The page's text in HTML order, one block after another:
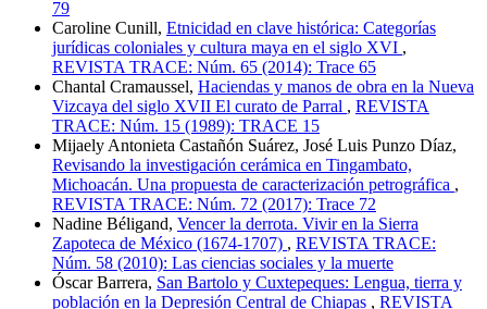
79
Caroline Cunill, Etnicidad en clave histórica: Categorías
jurídicas coloniales y cultura maya en el siglo XVI ,
REVISTA TRACE: Núm. 65 (2014): Trace 65
Chantal Cramaussel, Haciendas y manos de obra en la Nueva
Vizcaya del siglo XVII El curato de Parral , REVISTA
TRACE: Núm. 15 (1989): TRACE 15
Mijaely Antonieta Castañón Suárez, José Luis Punzo Díaz,
Revisando la investigación cerámica en Tingambato,
Michoacán. Una propuesta de caracterización petrográfica ,
REVISTA TRACE: Núm. 72 (2017): Trace 72
Nadine Béligand, Vencer la derrota. Vivir en la Sierra
Zapoteca de México (1674-1707) , REVISTA TRACE:
Núm. 58 (2010): Las ciencias sociales y la muerte
Óscar Barrera, San Bartolo y Cuxtepeques: Lengua, tierra y
población en la Depresión Central de Chiapas , REVISTA